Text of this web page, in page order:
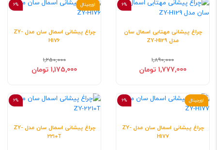
6%
چراغ پیشانی مهتابی اسمال سان
مدل ZY-H129
1,890,000
1,777,000 تومان
6% اورجینال
چراغ پیشانی اسمال سان مدل ZY-
H176
1,250,000
1,175,000 تومان
6% اورجینال
چراغ پیشانی اسمال سان مدل ZY-
H177
6%
چراغ پیشانی اسمال سان مدل ZY-
2210T